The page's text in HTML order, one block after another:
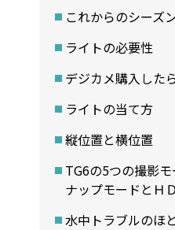
これからのシーズ
ライトの必要性
デジカメ購入した
ライトの当て方
縦位置と横位置
TG6の5つの撮影
ナップモードとＨ
水中トラブルのほ